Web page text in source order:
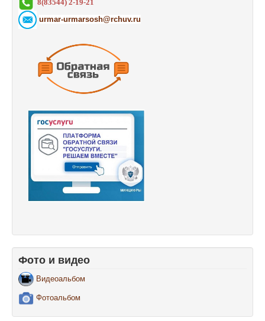
8(83544) 2-19-21
urmar-urmarsosh@rchuv.ru
Фото и видео
Видеоальбом
Фотоальбом